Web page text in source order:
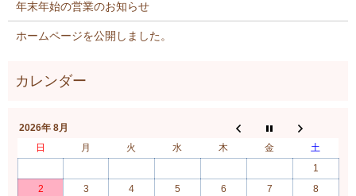
年末年始の営業のお知らせ
ホームページを公開しました。
2026年 8月
日
月 火 水 木 金
土
1
2
3 4 5 6 7 8